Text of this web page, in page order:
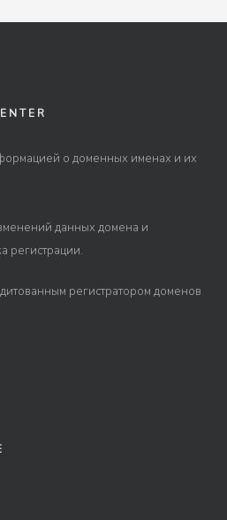
о доменных именах и их
данных домена и
регистрации.
регистратором доменов